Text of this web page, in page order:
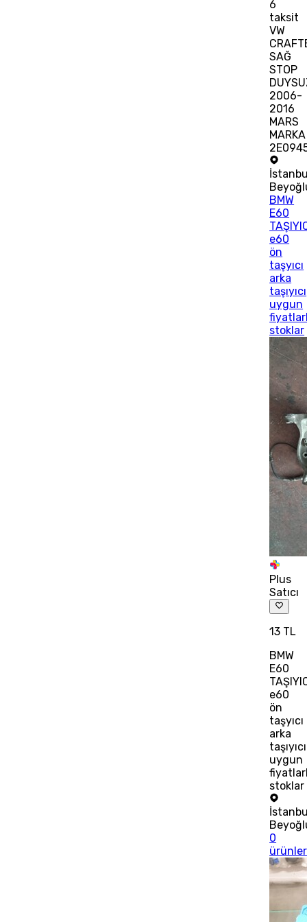
6
taksit
VW
SAĞ
STOP
2006-
2016
MARS
MARKA
BMW
E60
e60
ön
taşyıcı
arka
taşıyıcı
uygun
stoklar
Plus
Satıcı
13 TL
BMW
E60
e60
ön
taşyıcı
arka
taşıyıcı
uygun
stoklar
0
ürünler